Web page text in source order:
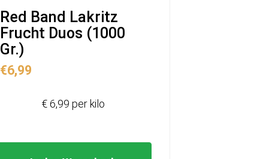
Red Band Lakritz
Frucht Duos (1000
Gr.)
€6,99
€ 6,99 per kilo